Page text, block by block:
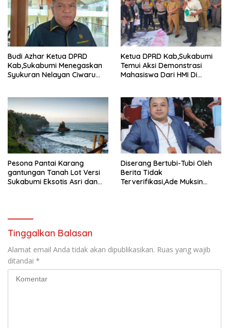
Budi Azhar Ketua DPRD
Kab,Sukabumi Menegaskan
Syukuran Nelayan Ciwaru
Ekonomi Kreatif Akar
Rumput
Ketua DPRD Kab,Sukabumi
Temui Aksi Demonstrasi
Mahasiswa Dari HMI Di
Pesona Pantai Karang
gantungan Tanah Lot Versi
Sukabumi Eksotis Asri dan
Diserang Bertubi-Tubi Oleh
Berita Tidak
Terverifikasi,Ade Muksin
Tinggalkan Balasan
Alamat email Anda tidak akan dipublikasikan. Ruas yang wajib
ditandai *